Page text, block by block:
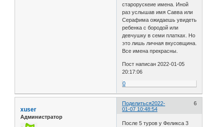
старорускеие имена. Иной
раз услышав имя Савва или
Серафима ожидаешь увидеть
ребенка с бородой или
девчушку в семи платках. Но
это лишь личная вкусовщина.
Все имена прекрасны.
Пост написан 2022-01-05
20:17:06
0
Поделиться 6
2022-
01-07 10:48:54
xuser
Администратор
После 5 туров у Феликса 3